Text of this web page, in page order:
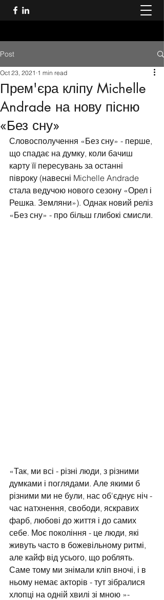
Post
Прем'єра кліпу Michelle
Andrade на нову пісню
«Без сну»
Oct 23, 2021 1 min read
Словосполучення «Без сну» - перше,
що спадає на думку, коли бачиш
карту її пересувань за останні
півроку (навесні Michelle Andrade
стала ведучою нового сезону «Орел і
Решка. Земляни»). Однак новий реліз
«Без сну» - про більш глибокі смисли.
«Так, ми всі - різні люди, з різними
думками і поглядами. Але якими б
різними ми не були, нас об'єднує ніч -
час натхнення, свободи, яскравих
фарб, любові до життя і до самих
себе. Моє покоління - це люди, які
живуть часто в божевільному ритмі,
але кайф від усього, що роблять.
Саме тому ми знімали кліп вночі, і в
ньому немає акторів - тут зібралися
хлопці на одній хвилі зі мною »-